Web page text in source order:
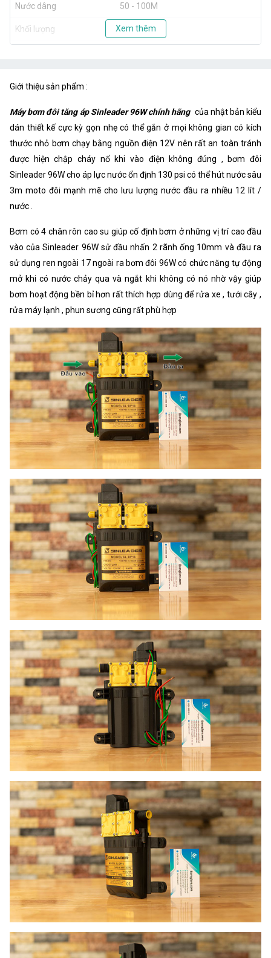
Nước dâng 50 - 100M
Khối lượng 1.2 kg
Xem thêm
Giới thiệu sản phẩm :
Máy bơm đôi tăng áp Sinleader 96W chính hãng của nhật bản kiểu
dán thiết kế cực kỳ gọn nhẹ có thể gắn ở mọi không gian có kích
thước nhỏ bơm chạy bằng nguồn điện 12V nên rất an toàn tránh
được hiện chập cháy nổ khi vào điện không đúng , bơm đôi
Sinleader 96W cho áp lực nước ổn định 130 psi có thể hút nước sâu
3m moto đôi mạnh mẽ cho lưu lượng nước đầu ra nhiều 12 lít /
nước .
Bơm có 4 chân rôn cao su giúp cố định bơm ở những vị trí cao đầu
vào của Sinleader 96W sử đầu nhấn 2 rãnh ống 10mm và đầu ra
sử dụng ren ngoài 17 ngoài ra bơm đôi 96W có chức năng tự động
mở khi có nước chảy qua và ngắt khi không có nó nhờ vậy giúp
bơm hoạt động bền bỉ hơn rất thích hợp dùng để rửa xe , tưới cây ,
rửa máy lạnh , phun sương cũng rất phù hợp